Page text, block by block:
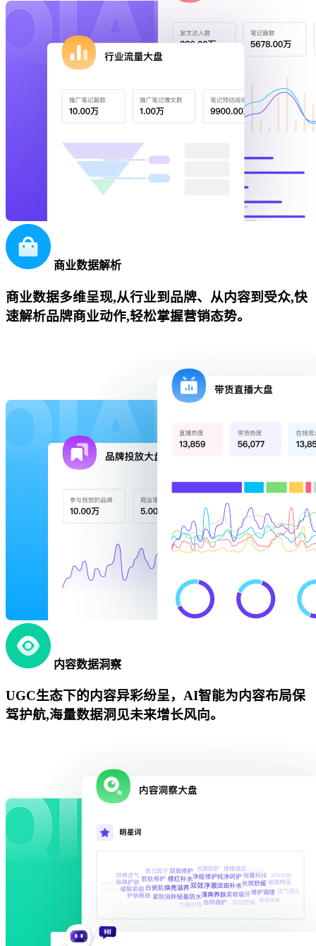
商业数据解析
商业数据多维呈现,从行业到品牌、从内容到受众,快
速解析品牌商业动作,轻松掌握营销态势。
内容数据洞察
UGC生态下的内容异彩纷呈，AI智能为内容布局保
驾护航,海量数据洞见未来增长风向。